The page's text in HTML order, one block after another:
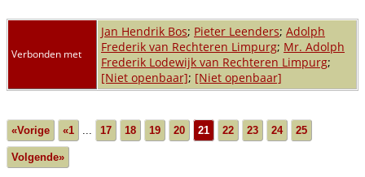
Verbonden met
Jan Hendrik Bos; Pieter Leenders; Adolph
Frederik van Rechteren Limpurg; Mr. Adolph
Frederik Lodewijk van Rechteren Limpurg;
[Niet openbaar]; [Niet openbaar]
«Vorige «1 ... 17 18 19 20 21 22 23 24 25
Volgende»